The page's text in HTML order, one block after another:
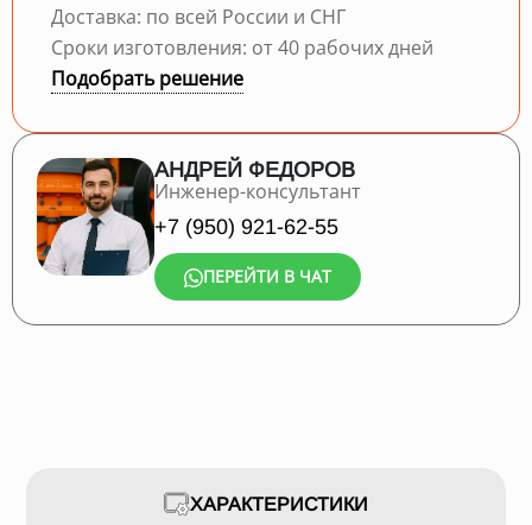
Доставка: по всей России и СНГ
Сроки изготовления: от 40 рабочих дней
Подобрать решение
АНДРЕЙ ФЕДОРОВ
Инженер-консультант
+7 (950) 921-62-55
ПЕРЕЙТИ В ЧАТ
ХАРАКТЕРИСТИКИ